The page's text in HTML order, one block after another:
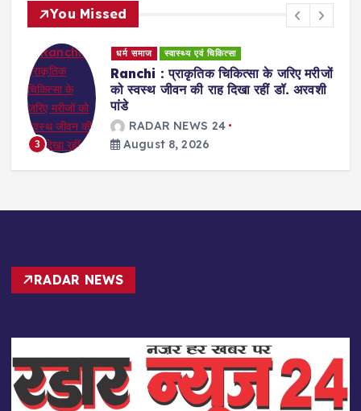
You Missed
3
धर्म समाज स्वास्थ्य एवं चिकित्सा
Ranchi : प्राकृतिक चिकित्सा के जरिए मरीजों
को स्वस्थ जीवन की राह दिखा रहीं डॉ. अरवशी
पांडे
RADAR NEWS 24
August 8, 2026
RADAR NEWS